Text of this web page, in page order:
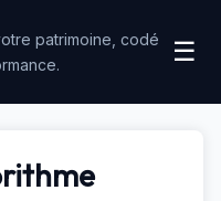
patrimoine, codé
☰